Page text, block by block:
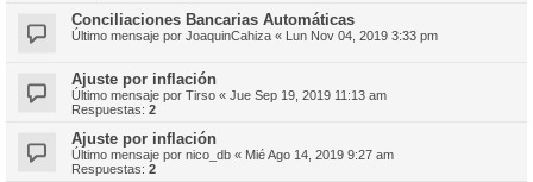
Conciliaciones Bancarias Automáticas
Último mensaje por JoaquinCahiza « Lun Nov 04, 2019 3:33 pm
Ajuste por inflación
Último mensaje por Tirso « Jue Sep 19, 2019 11:13 am
Respuestas: 2
Ajuste por inflación
Último mensaje por nico_db « Mié Ago 14, 2019 9:27 am
Respuestas: 2